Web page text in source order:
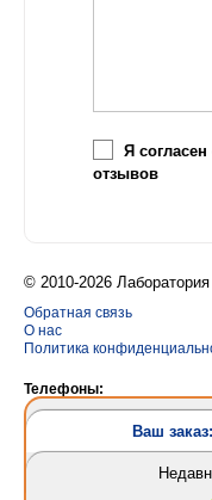
Я
отзывов
© 2010-2026 Лаборатория
Обратная связь
О нас
Политика
Телефоны:
(063) 628-31-24
(063) 628-31-24
и
Ваш заказ: